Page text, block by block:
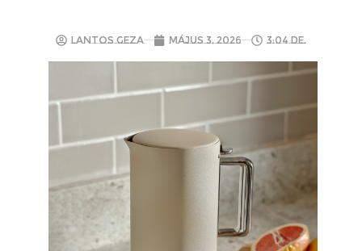
Lantos Geza május 3, 2026 3:04 de.